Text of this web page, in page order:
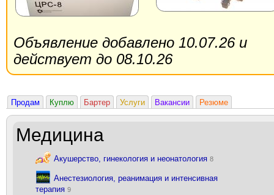
Объявление добавлено 10.07.26 и
действует до 08.10.26
Продам Куплю Бартер Услуги Вакансии Резюме
Медицина
Акушерство, гинекология и неонатология 8
Анестезиология, реанимация и интенсивная
терапия 9